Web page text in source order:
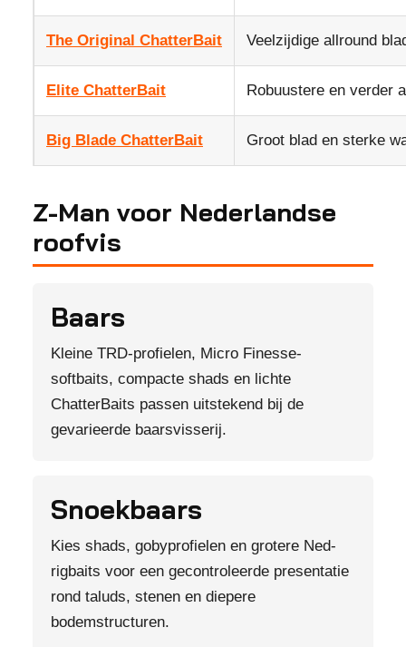
The Original ChatterBait Veelzijdige allround
Elite ChatterBait Robuustere en verder
Big Blade ChatterBait Groot blad en sterke
Z-Man voor Nederlandse
roofvis
Baars
Kleine TRD-profielen, Micro Finesse-
softbaits, compacte shads en lichte
ChatterBaits passen uitstekend bij de
gevarieerde baarsvisserij.
Snoekbaars
Kies shads, gobyprofielen en grotere Ned-
rigbaits voor een gecontroleerde presentatie
rond taluds, stenen en diepere
bodemstructuren.